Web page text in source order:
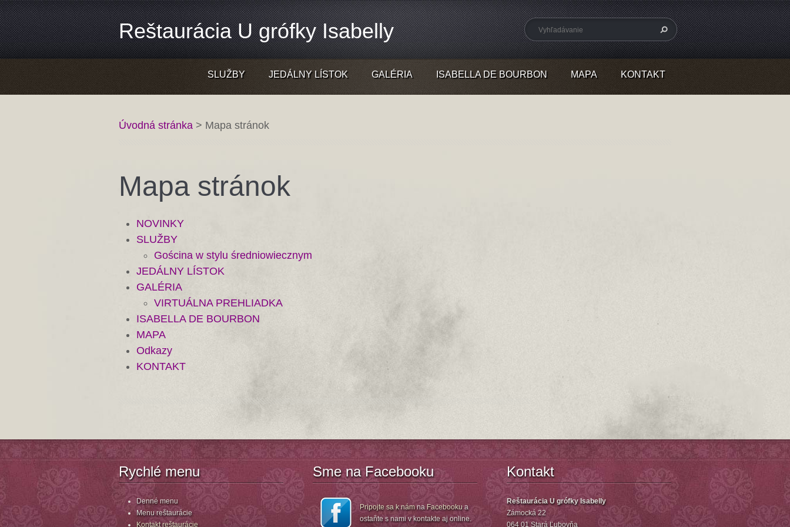
Reštaurácia U grófky Isabelly
SLUŽBY JEDÁLNY LÍSTOK GALÉRIA ISABELLA DE BOURBON MAPA KONTAKT
Úvodná stránka > Mapa stránok
Mapa stránok
NOVINKY
SLUŽBY
Gościna w stylu średniowiecznym
JEDÁLNY LÍSTOK
GALÉRIA
VIRTUÁLNA PREHLIADKA
ISABELLA DE BOURBON
MAPA
Odkazy
KONTAKT
Rychlé menu
Denné menu
Menu reštaurácie
Kontakt reštaurácie
Sme na Facebooku
Pripojte sa k námna Facebookua
ostaňte s nami v kontakte aj online.
Kontakt
Reštaurácia U grófky Isabelly
Zámocká 22
064 01 Stará Ľubovňa